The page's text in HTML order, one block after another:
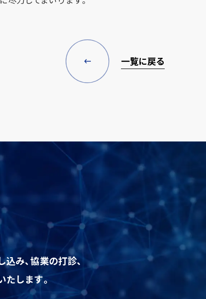
一覧に戻る
込み、協業の打診、
たします。